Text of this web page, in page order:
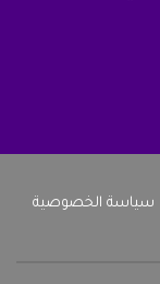
سياسة الخصوصية